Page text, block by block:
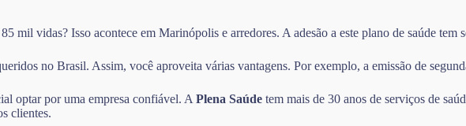
mil vidas? Isso acontece em Marinópolis e arredores. A adesão a este plano de saúde
no Brasil. Assim, você aproveita várias vantagens. Por exemplo, a emissão de
optar por uma empresa confiável. A Plena Saúde tem mais de 30 anos de serviços de
clientes.